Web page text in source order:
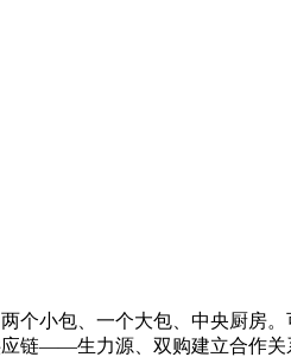
个小包、一个大包、中央厨房
链——生力源、双购建立合作